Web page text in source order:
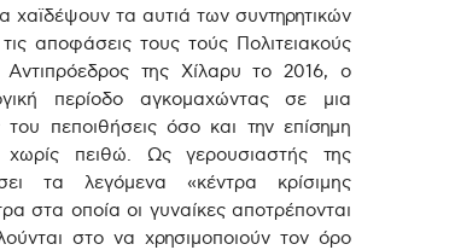
χαϊδέψουν τα αυτιά των συντηρητικών
αποφάσεις τους τούς Πολιτειακούς
της Χίλαρυ το 2016, ο
περίοδο αγκομαχώντας σε μια
πεποιθήσεις όσο και την επίσημη
πειθώ. Ως γερουσιαστής της
τα λεγόμενα «κέντρα κρίσιμης
στα οποία οι γυναίκες αποτρέπονται
στο να χρησιμοποιούν τον όρο